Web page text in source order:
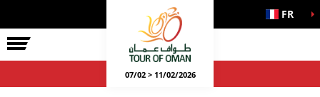
FR
07/02 > 11/02/2026